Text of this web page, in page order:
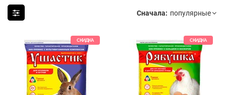
Сначала:
СКИДКА СКИДКА